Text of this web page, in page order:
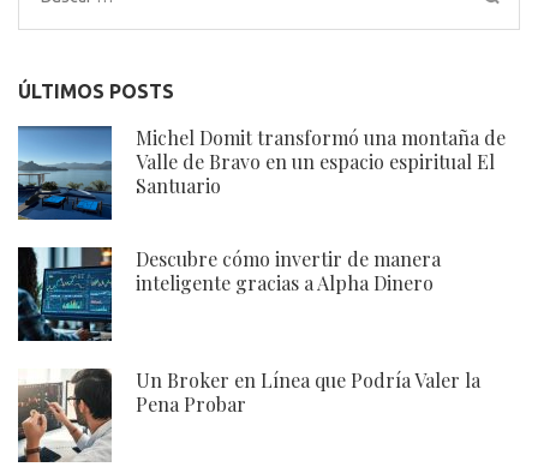
ÚLTIMOS POSTS
Michel Domit transformó una montaña de
Valle de Bravo en un espacio espiritual El
Santuario
Descubre cómo invertir de manera
inteligente gracias a Alpha Dinero
Un Broker en Línea que Podría Valer la
Pena Probar